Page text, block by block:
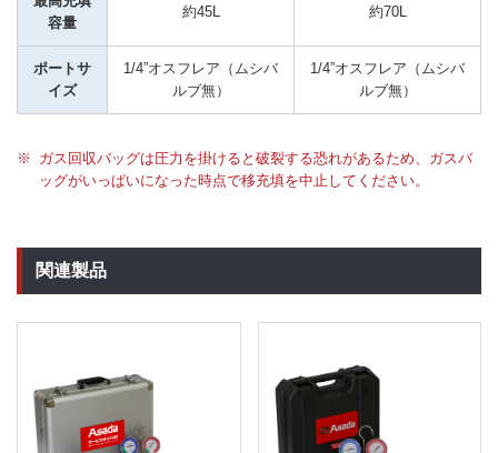
容量
約45L 約70L
ポートサ
イズ
1/4”オスフレア（ムシバ
ルブ無）
1/4”オスフレア（ムシバ
ルブ無）
ガス回収バッグは圧力を掛けると破裂する恐れがあるため、ガスバ
ッグがいっぱいになった時点で移充填を中止してください。
関連製品